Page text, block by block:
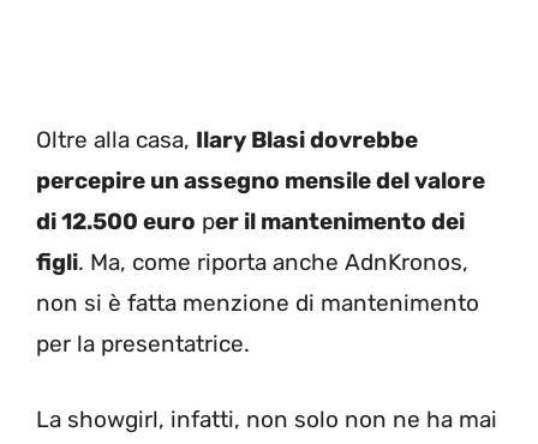
Oltre alla casa, Ilary Blasi dovrebbe
percepire un assegno mensile del valore
di 12.500 euro per il mantenimento dei
figli. Ma, come riporta anche AdnKronos,
non si è fatta menzione di mantenimento
per la presentatrice.
La showgirl, infatti, non solo non ne ha mai